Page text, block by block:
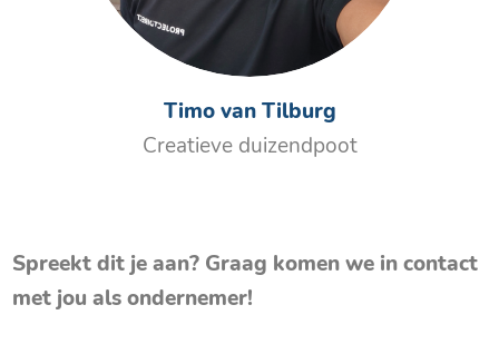
Timo van Tilburg
Creatieve duizendpoot
Spreekt dit je aan? Graag komen we in contact
met jou als ondernemer!